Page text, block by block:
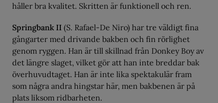
håller bra kvalitet. Skritten är funktionell och ren.
Springbank II (S. Rafael-De Niro) har tre väldigt fina
gångarter med drivande bakben och fin rörlighet
genom ryggen. Han är till skillnad från Donkey Boy av
det längre slaget, vilket gör att han inte breddar bak
överhuvudtaget. Han är inte lika spektakulär fram
som några andra hingstar här, men bakbenen är på
plats liksom ridbarheten.